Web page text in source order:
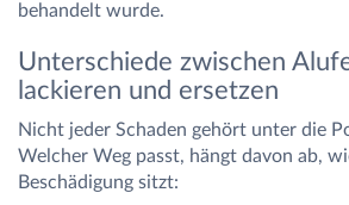
behandelt wurde.
Unterschiede zwischen
lackieren und ersetzen
Nicht jeder Schaden gehört unter die
Welcher Weg passt, hängt davon ab,
Beschädigung sitzt: